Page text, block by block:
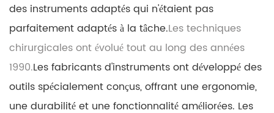
des instruments adaptés qui n'étaient pas
parfaitement adaptés à la tâche.Les techniques
chirurgicales ont évolué tout au long des années
1990.Les fabricants d'instruments ont développé des
outils spécialement conçus, offrant une ergonomie,
une durabilité et une fonctionnalité améliorées. Les